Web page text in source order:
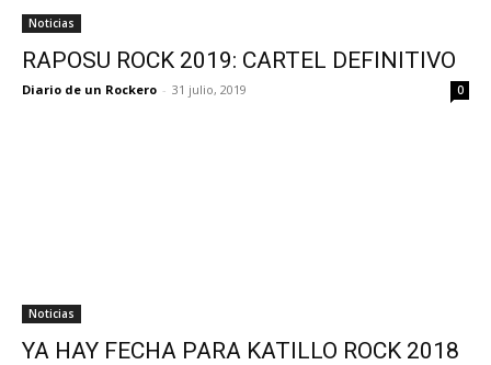
Noticias
RAPOSU ROCK 2019: CARTEL DEFINITIVO
Diario de un Rockero - 31 julio, 2019 0
Noticias
YA HAY FECHA PARA KATILLO ROCK 2018